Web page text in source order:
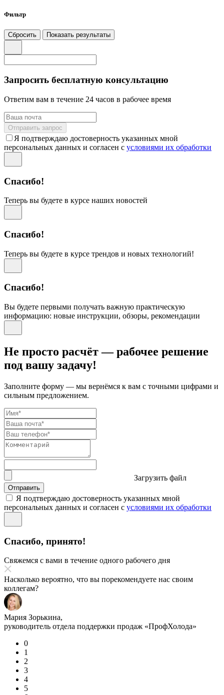
Фильтр
Сбросить Показать результаты
Запросить бесплатную консультацию
Ответим вам в течение 24 часов в рабочее время
Отправить запрос
Я подтверждаю достоверность указанных мной
персональных данных и согласен с условиями их обработки
Спасибо!
Теперь вы будете в курсе наших новостей
Спасибо!
Теперь вы будете в курсе трендов и новых технологий!
Спасибо!
Вы будете первыми получать важную практическую
информацию: новые инструкции, обзоры, рекомендации
Не просто расчёт — рабочее решение
под вашу задачу!
Заполните форму — мы вернёмся к вам с точными цифрами и
сильным предложением.
Загрузить файл
Отправить
Я подтверждаю достоверность указанных мной
персональных данных и согласен с условиями их обработки
Спасибо, принято!
Свяжемся с вами в течение одного рабочего дня
Насколько вероятно, что вы порекомендуете нас своим
коллегам?
Мария Зорькина,
руководитель отдела поддержки продаж «ПрофХолода»
0
1
2
3
4
5